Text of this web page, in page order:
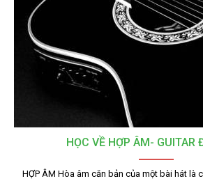
HỌC VỀ HỢP ÂM- GUITAR
HỢP ÂM Hòa âm căn bản của một bài hát là